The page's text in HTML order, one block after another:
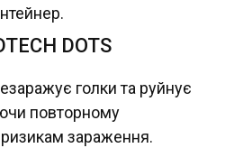
DOTS
голки та руйнує
повторному
зараження.